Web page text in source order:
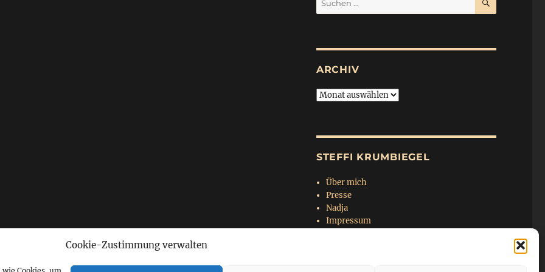
Cookie-Zustimmung verwalten
nach:
ARCHIV
Archiv
STEFFI KRUMBIEGEL
Über mich
Presse
Nadja
Impressum